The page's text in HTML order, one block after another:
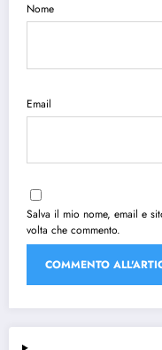
Nome
Email
Salva il mio nome, email e
volta che commento.